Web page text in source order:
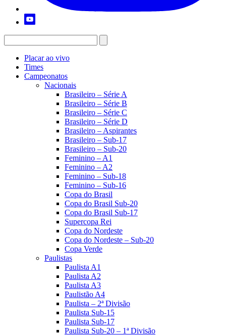
Placar ao vivo
Times
Campeonatos
Nacionais
Brasileiro – Série A
Brasileiro – Série B
Brasileiro – Série C
Brasileiro – Série D
Brasileiro – Aspirantes
Brasileiro – Sub-17
Brasileiro – Sub-20
Feminino – A1
Feminino – A2
Feminino – Sub-18
Feminino – Sub-16
Copa do Brasil
Copa do Brasil Sub-20
Copa do Brasil Sub-17
Supercopa Rei
Copa do Nordeste
Copa do Nordeste – Sub-20
Copa Verde
Paulistas
Paulista A1
Paulista A2
Paulista A3
Paulistão A4
Paulista – 2ª Divisão
Paulista Sub-15
Paulista Sub-17
Paulista Sub-20 – 1ª Divisão